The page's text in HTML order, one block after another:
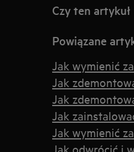
Czy ten artykuł
Powiązane
Jak wymienić
Jak
Jak
Jak
Jak wymienić
Jak odwrócić i